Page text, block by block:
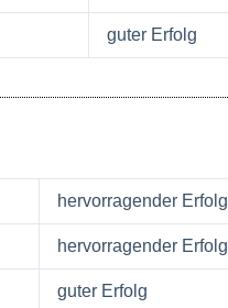
guter Erfolg
hervorragender Erfolg
hervorragender Erfolg
guter Erfolg